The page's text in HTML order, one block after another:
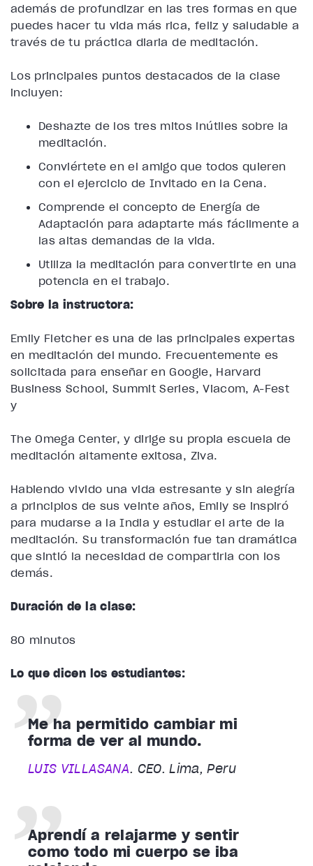
además de profundizar en las tres formas en que
puedes hacer tu vida más rica, feliz y saludable a
través de tu práctica diaria de meditación.
Los principales puntos destacados de la clase
incluyen:
Deshazte de los tres mitos inútiles sobre la
meditación.
Conviértete en el amigo que todos quieren
con el ejercicio de Invitado en la Cena.
Comprende el concepto de Energía de
Adaptación para adaptarte más fácilmente a
las altas demandas de la vida.
Utiliza la meditación para convertirte en una
potencia en el trabajo.
Sobre la instructora:
Emily Fletcher es una de las principales expertas
en meditación del mundo. Frecuentemente es
solicitada para enseñar en Google, Harvard
Business School, Summit Series, Viacom, A-Fest
y
The Omega Center, y dirige su propia escuela de
meditación altamente exitosa, Ziva.
Habiendo vivido una vida estresante y sin alegría
a principios de sus veinte años, Emily se inspiró
para mudarse a la India y estudiar el arte de la
meditación. Su transformación fue tan dramática
que sintió la necesidad de compartirla con los
demás.
Duración de la clase:
80 minutos
Lo que dicen los estudiantes:
Me ha permitido cambiar mi
forma de ver al mundo.
LUIS VILLASANA. CEO. Lima, Peru
Aprendí a relajarme y sentir
como todo mi cuerpo se iba